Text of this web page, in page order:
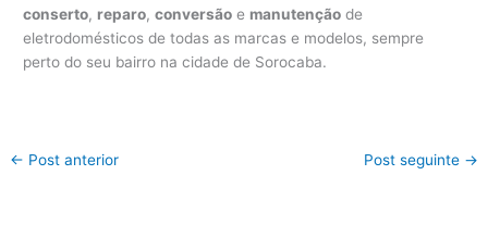
conserto, reparo,conversão e manutenção de
eletrodomésticos de todas as marcas e modelos, sempre
perto do seu bairro na cidade de Sorocaba.
← Post anterior Post seguinte →